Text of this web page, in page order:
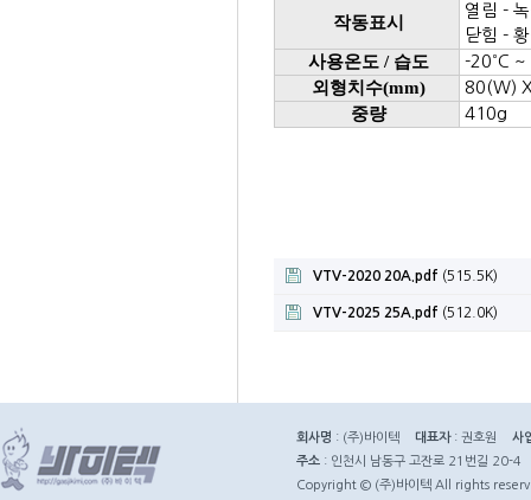
작동표시
열림 -
닫힘 -
사용온도 / 습도 -20˚ C
외형치수(mm) 80(W)
중량 410g
VTV-2020 20A.pdf (515.5K)
VTV-2025 25A.pdf (512.0K)
회사명 : (주)바이텍 대표자: 권호원
사
주소 : 인천시 남동구 고잔로 21번길 20-4
Copyright © (주)바이텍 All rights